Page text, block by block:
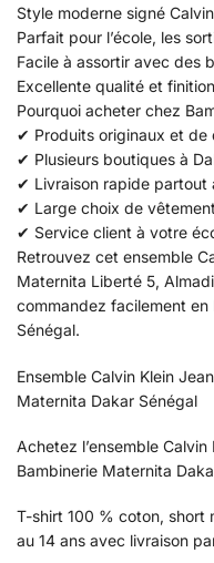
Style moderne signé
Parfait pour l’école, les
Facile à assortir avec des
Excellente qualité et
Pourquoi acheter chez
✔ Produits originaux et de
✔ Plusieurs boutiques à
✔ Livraison rapide partout
✔ Large choix de
✔ Service client à votre
Retrouvez cet ensemble
Maternita Liberté 5,
commandez facilement
Sénégal.
Ensemble Calvin Klein
Maternita Dakar Sénégal
Achetez l’ensemble
Bambinerie Maternita
T-shirt 100 % coton, short
au 14 ans avec livraison